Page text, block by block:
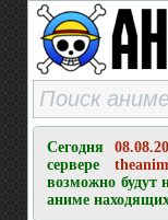
Сегодня
сервере
возможно будут
аниме